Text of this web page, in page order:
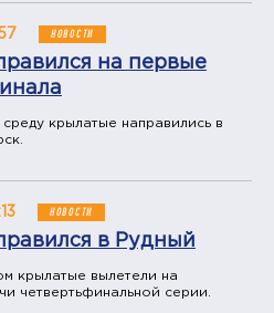
НОВОСТИ
на первые
крылатые направились в
НОВОСТИ
в Рудный
крылатые вылетели на
четвертьфинальной серии.